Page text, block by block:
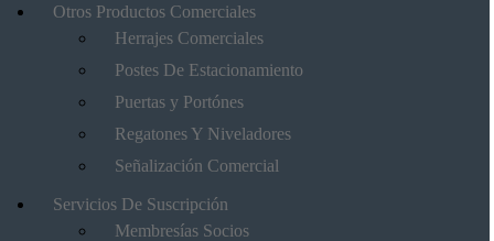
Otros Productos Comerciales
Herrajes Comerciales
Postes De Estacionamiento
Puertas y Portónes
Regatones Y Niveladores
Señalización Comercial
Servicios De Suscripción
Membresías Socios